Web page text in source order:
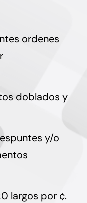
ordenes
doblados y
y/o
largos por ¢.